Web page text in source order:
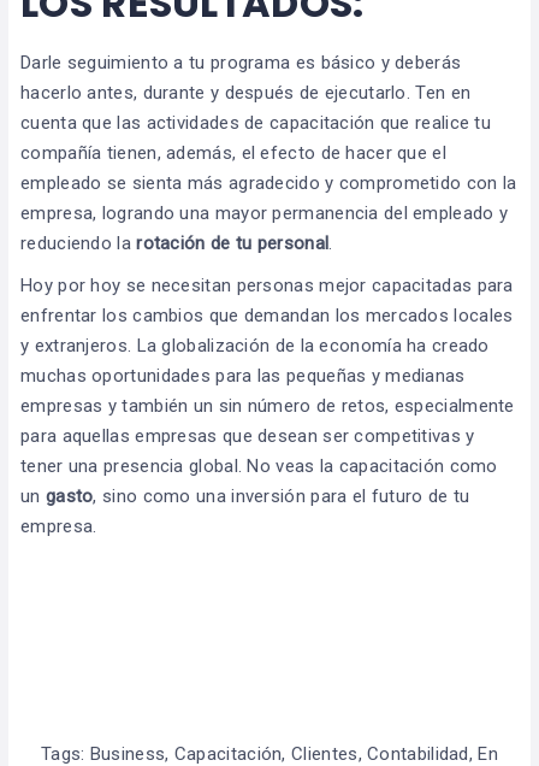
Darle seguimiento a tu programa es básico y deberás
hacerlo antes, durante y después de ejecutarlo. Ten en
cuenta que las actividades de capacitación que realice tu
compañía tienen, además, el efecto de hacer que el
empleado se sienta más agradecido y comprometido con la
empresa, logrando una mayor permanencia del empleado y
reduciendo larotación de tu personal
Hoy por hoy se necesitan personas mejor capacitadas para
enfrentar los cambios que demandan los mercados locales
y extranjeros. La globalización de la economía ha creado
muchas oportunidades para las pequeñas y medianas
empresas y también un sin número de retos, especialmente
para aquellas empresas que desean ser competitivas y
tener una presencia global. No veas la capacitación como
un gasto, sino como una inversión para el futuro de tu
empresa.
Tags: Business, Capacitación,Clientes,Contabilidad,En